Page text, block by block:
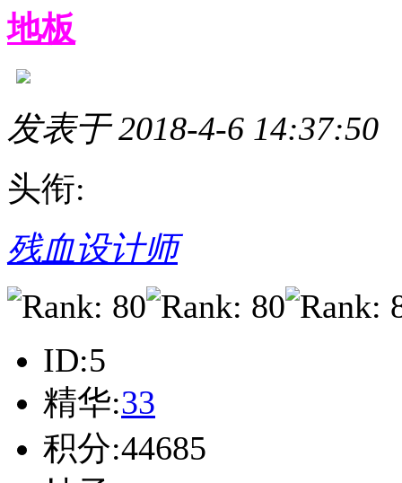
地板
发表于 2018-4-6 14:37:50
头衔:
残血设计师
ID:5
精华:33
积分:44685